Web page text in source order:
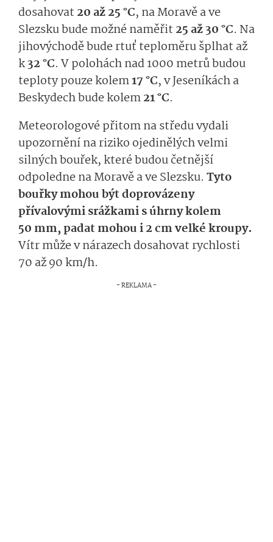
dosahovat 20 až 25 °C, na Moravě a ve
Slezsku bude možné naměřit 25 až 30 °C. Na
jihovýchodě bude rtuť teploměru šplhat až
k32 °C. V polohách nad 1000 metrů budou
teploty pouze kolem17 °C, v Jeseníkách a
Beskydech bude kolem21 °C.
Meteorologové přitom na středu vydali
upozornění na riziko ojedinělých velmi
silných bouřek, které budou četnější
odpoledne na Moravě a ve Slezsku. Tyto
bouřky mohou být doprovázeny
přívalovými srážkami s úhrny kolem
50 mm, padat mohou i 2 cm velké kroupy.
Vítr může v nárazech dosahovat rychlosti
70 až 90 km/h.